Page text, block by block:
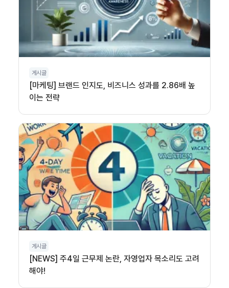
게시글
[마케팅] 브랜드 인지도, 비즈니스 성과를 2.86배 높
이는 전략
게시글
[NEWS] 주4일 근무제 논란, 자영업자 목소리도 고려
해야!